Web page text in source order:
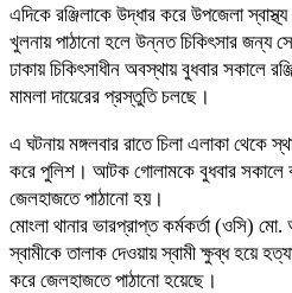
এদিকে রঞ্জিলাকে উদ্ধার করে উপজেলা
খুলনায় পাঠানো হলে উন্নত চিকিৎসার জন্য
ঢাকায় চিকিৎসাধীন অবস্থায় বুধবার সকালে
মামলা দায়েরের প্রস্তুতি চলছে।
এ ঘটনায় মঙ্গলবার রাতে চিলা এলাকা থেকে
করে পুলিশ। আটক গোলামকে বুধবার সকালে
জেলহাজতে পাঠানো হয়।
মোংলা থানার ভারপ্রাপ্ত কর্মকর্তা (ওসি)
স্বামীকে তালাক দেওয়ায় স্বামী ক্ষুব্ধ হয়ে
করে জেলহাজতে পাঠানো হয়েছে।